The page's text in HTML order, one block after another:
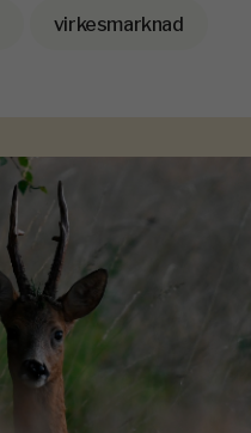
virkesmarknad